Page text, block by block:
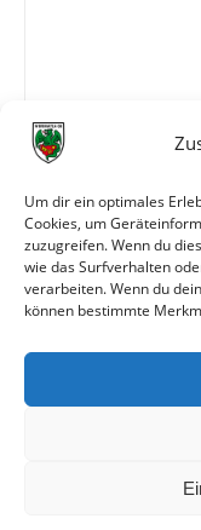
Um dir ein optimales
Cookies, um
zuzugreifen. Wenn du
wie das Surfverhalten
verarbeiten. Wenn du
können bestimmte
Tore
0:1
1:1
1:2
Alle bisherigen
anzeigen